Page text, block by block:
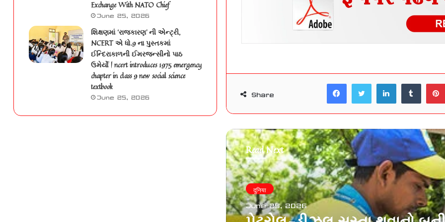
Share
Facebook Twitter LinkedIn Tumblr
Read Next
दुनिया
June 25, 2026
Exchange With NATO Chief
June 25, 2026
શિક્ષણમાં ‘રાજકારણ’ ની એન્ટ્રી,
NCERT એ ધો.9 ના પુસ્તકમાં
ઈન્દિરાકાળની ઈમરજન્સીનો પાઠ
ઉમેર્યો | ncert introduces 1975 emergency
chapter in class 9 new social science
textbook
June 25, 2026